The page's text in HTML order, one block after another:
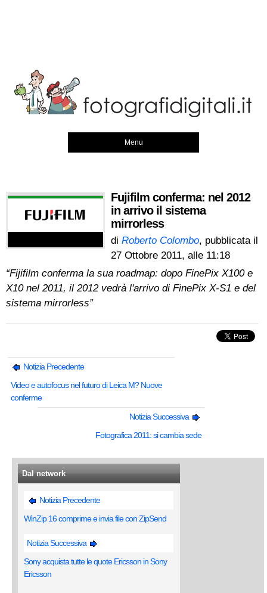
Menu
Fujifilm conferma: nel 2012
in arrivo il sistema
mirrorless
di Roberto Colombo, pubblicata il
27 Ottobre 2011, alle 11:18
“Fijifilm conferma la sua roadmap: dopo FinePix X100 e
X10 nel 2011, il 2012 vedrà l'arrivo di FinePix X-S1 e del
sistema mirrorless”
Notizia Precedente
Video e autofocus nel futuro di Leica M? Nuove
conferme
Notizia Successiva
Fotografica 2011: si cambia sede
Dal network
Notizia Precedente
WinZip 16 comprime e invia file con ZipSend
Notizia Successiva
Sony acquista tutte le quote Ericsson in Sony
Ericsson